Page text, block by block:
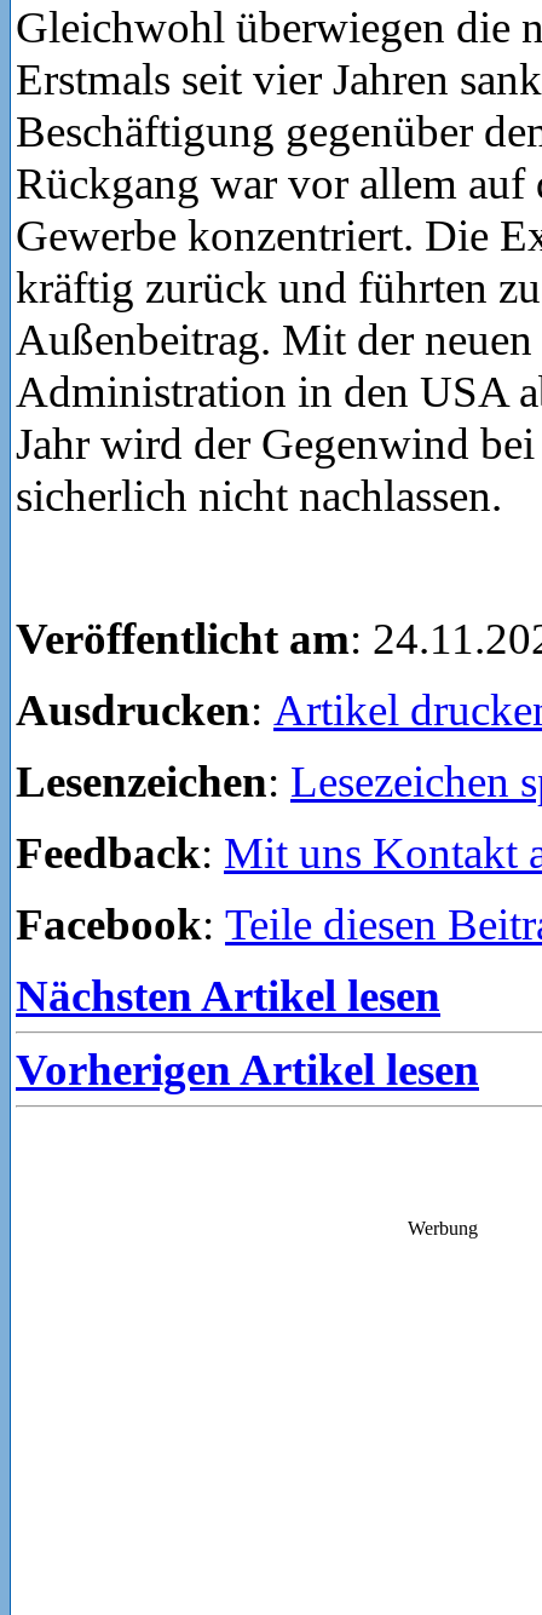
Gleichwohl überwiegen die
Erstmals seit vier Jahren
Beschäftigung gegenüber
Rückgang war vor allem auf
Gewerbe konzentriert. Die
kräftig zurück und führten
Außenbeitrag. Mit der
Administration in den USA
Jahr wird der Gegenwind
sicherlich nicht nachlassen.
Veröffentlicht am:
Ausdrucken: Artikel
Lesenzeichen: Lesezeichen
Feedback: Mit uns Kontakt
Facebook: Teile diesen
Nächsten Artikel lesen
Vorherigen Artikel lesen
Werbung